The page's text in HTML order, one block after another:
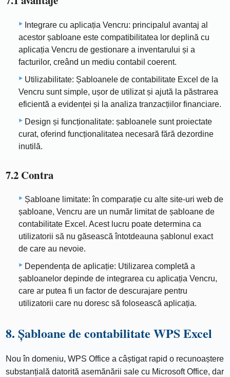
Integrare cu aplicația Vencru: principalul avantaj al
acestor șabloane este compatibilitatea lor deplină cu
aplicația Vencru de gestionare a inventarului și a
facturilor, creând un mediu contabil coerent.
Utilizabilitate: Șabloanele de contabilitate Excel de la
Vencru sunt simple, ușor de utilizat și ajută la păstrarea
eficientă a evidenței și la analiza tranzacțiilor financiare.
Design și funcționalitate: șabloanele sunt proiectate
curat, oferind funcționalitatea necesară fără dezordine
inutilă.
7.2 Contra
Șabloane limitate: în comparație cu alte site-uri web de
șabloane, Vencru are un număr limitat de șabloane de
contabilitate Excel. Acest lucru poate determina ca
utilizatorii să nu găsească întotdeauna șablonul exact
de care au nevoie.
Dependența de aplicație: Utilizarea completă a
șabloanelor depinde de integrarea cu aplicația Vencru,
care ar putea fi un factor de descurajare pentru
utilizatorii care nu doresc să folosească aplicația.
8. Șabloane de contabilitate WPS Excel
Nou în domeniu, WPS Office a câștigat rapid o recunoaștere
substanțială datorită asemănării sale cu Microsoft Office, dar